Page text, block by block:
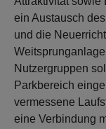
ein Austausch
und die
Nutzergruppen
Parkbereich
vermessene
eine Verbindung